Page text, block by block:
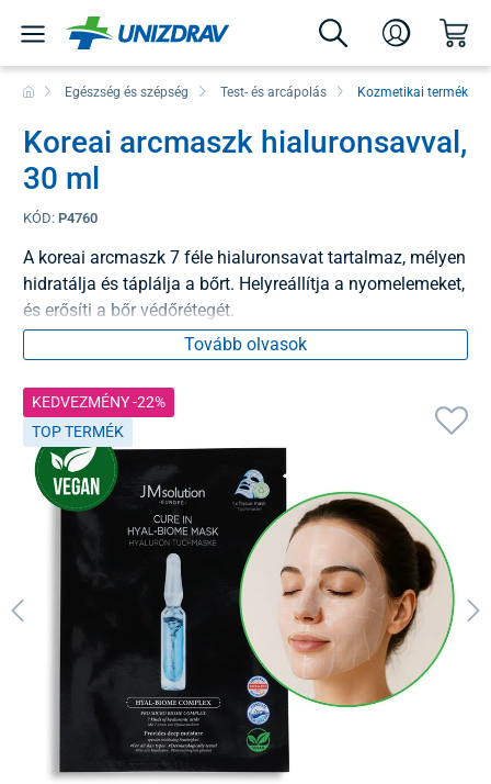
Egészség és szépség Test- és arcápolás Kozmetikai termékek
Koreai arcmaszk hialuronsavval,
30 ml
KÓD: P4760
A koreai arcmaszk 7 féle hialuronsavat tartalmaz, mélyen
hidratálja és táplálja a bőrt. Helyreállítja a nyomelemeket,
és erősíti a bőr védőrétegét.
Tovább olvasok
KEDVEZMÉNY -22%
TOP TERMÉK